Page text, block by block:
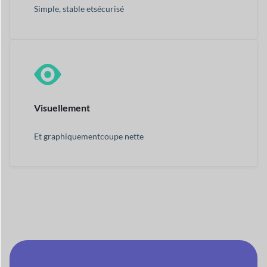
Simple, stable etsécurisé
Visuellement
Et graphiquementcoupe nette